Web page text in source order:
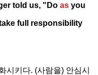
told us, "Do as you
full responsibility
시키다. (사람을) 안심시